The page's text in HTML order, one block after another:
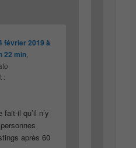
février 2019 à
22 min,
:
il qu’il n’y
après 60